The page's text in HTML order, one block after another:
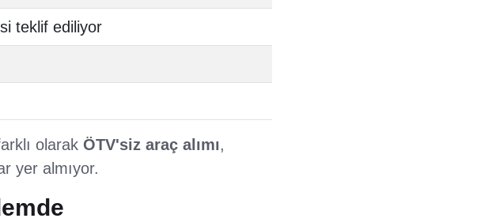
teklif ediliyor
olarak ÖTV'siz araç alımı,
yer almıyor.